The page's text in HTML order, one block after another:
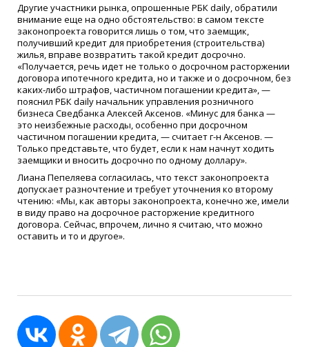
Другие участники рынка, опрошенные РБК daily, обратили
внимание еще на одно обстоятельство: в самом тексте
законопроекта говорится лишь о том, что заемщик,
получивший кредит для приобретения (строительства)
жилья, вправе возвратить такой кредит досрочно.
«Получается, речь идет не только о досрочном расторжении
договора ипотечного кредита, но и также и о досрочном, без
каких-либо штрафов, частичном погашении кредита», —
пояснил РБК daily начальник управления розничного
бизнеса Сведбанка Алексей Аксенов. «Минус для банка —
это неизбежные расходы, особенно при досрочном
частичном погашении кредита, — считает г-н Аксенов. —
Только представьте, что будет, если к нам начнут ходить
заемщики и вносить досрочно по одному доллару».
Лиана Пепеляева согласилась, что текст законопроекта
допускает разночтение и требует уточнения ко второму
чтению: «Мы, как авторы законопроекта, конечно же, имели
в виду право на досрочное расторжение кредитного
договора. Сейчас, впрочем, лично я считаю, что можно
оставить и то и другое».